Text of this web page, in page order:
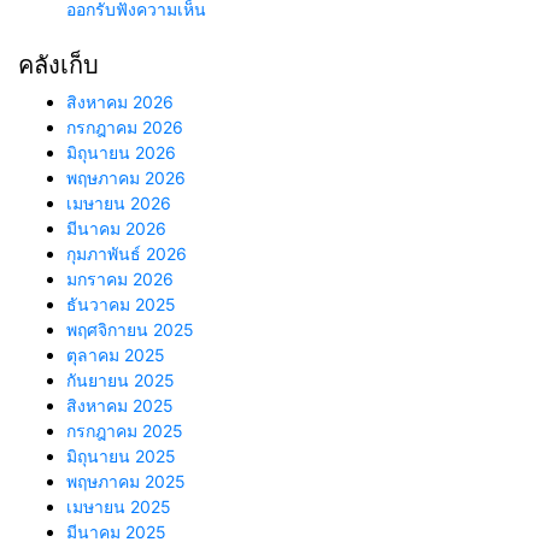
ออกรับฟังความเห็น
คลังเก็บ
สิงหาคม 2026
กรกฎาคม 2026
มิถุนายน 2026
พฤษภาคม 2026
เมษายน 2026
มีนาคม 2026
กุมภาพันธ์ 2026
มกราคม 2026
ธันวาคม 2025
พฤศจิกายน 2025
ตุลาคม 2025
กันยายน 2025
สิงหาคม 2025
กรกฎาคม 2025
มิถุนายน 2025
พฤษภาคม 2025
เมษายน 2025
มีนาคม 2025